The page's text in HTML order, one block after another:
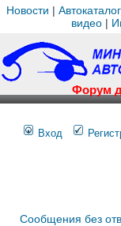
Новости | Автокаталог
видео|
Форум
Вход
Сообщения без